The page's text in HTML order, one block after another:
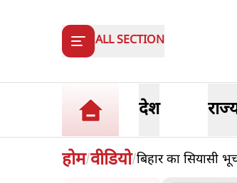
ALL SECTION
देश
होम/वीडियो/बिहार का सियासी